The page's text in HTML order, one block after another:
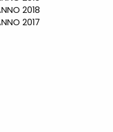
2018
2017